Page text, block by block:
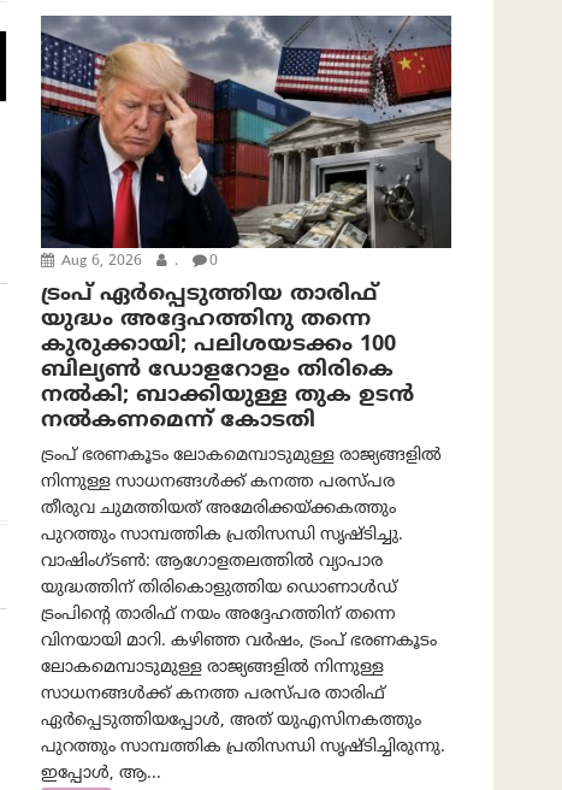
Aug 6, 2026 . 0
ട്രംപ് ഏര്‍പ്പെടുത്തിയ താരിഫ്
യുദ്ധം അദ്ദേഹത്തിനു തന്നെ
കുരുക്കായി; പലിശയടക്കം 100
ബില്യണ്‍ ഡോളറോളം തിരികെ
നല്‍കി; ബാക്കിയുള്ള തുക ഉടന്‍
നല്‍കണമെന്ന് കോടതി
ട്രംപ് ഭരണകൂടം ലോകമെമ്പാടുമുള്ള രാജ്യങ്ങളിൽ
നിന്നുള്ള സാധനങ്ങൾക്ക് കനത്ത പരസ്പര
തീരുവ ചുമത്തിയത് അമേരിക്കയ്ക്കകത്തും
പുറത്തും സാമ്പത്തിക പ്രതിസന്ധി സൃഷ്ടിച്ചു.
വാഷിംഗ്ടണ്‍: ആഗോളതലത്തിൽ വ്യാപാര
യുദ്ധത്തിന് തിരികൊളുത്തിയ ഡൊണാൾഡ്
ട്രംപിന്റെ താരിഫ് നയം അദ്ദേഹത്തിന് തന്നെ
വിനയായി മാറി. കഴിഞ്ഞ വർഷം, ട്രംപ് ഭരണകൂടം
ലോകമെമ്പാടുമുള്ള രാജ്യങ്ങളിൽ നിന്നുള്ള
സാധനങ്ങൾക്ക് കനത്ത പരസ്പര താരിഫ്
ഏർപ്പെടുത്തിയപ്പോൾ, അത് യുഎസിനകത്തും
പുറത്തും സാമ്പത്തിക പ്രതിസന്ധി സൃഷ്ടിച്ചിരുന്നു.
ഇപ്പോൾ, ആ...